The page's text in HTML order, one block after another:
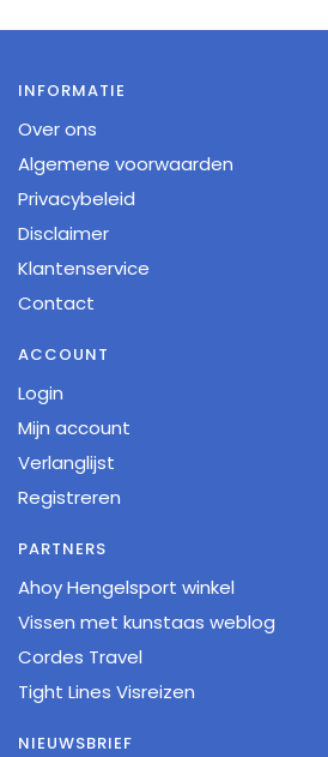
INFORMATIE
Over ons
Algemene voorwaarden
Privacybeleid
Disclaimer
Klantenservice
Contact
ACCOUNT
Login
Mijn account
Verlanglijst
Registreren
PARTNERS
Ahoy Hengelsport winkel
Vissen met kunstaas weblog
Cordes Travel
Tight Lines Visreizen
NIEUWSBRIEF